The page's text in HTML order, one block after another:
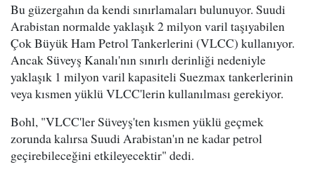
Bu güzergahın da kendi sınırlamaları bulunuyor. Suudi
Arabistan normalde yaklaşık 2 milyon varil taşıyabilen
Çok Büyük Ham Petrol Tankerlerini (VLCC) kullanıyor.
Ancak Süveyş Kanalı'nın sınırlı derinliği nedeniyle
yaklaşık 1 milyon varil kapasiteli Suezmax tankerlerinin
veya kısmen yüklü VLCC'lerin kullanılması gerekiyor.
Bohl, "VLCC'ler Süveyş'ten kısmen yüklü geçmek
zorunda kalırsa Suudi Arabistan'ın ne kadar petrol
geçirebileceğini etkileyecektir" dedi.